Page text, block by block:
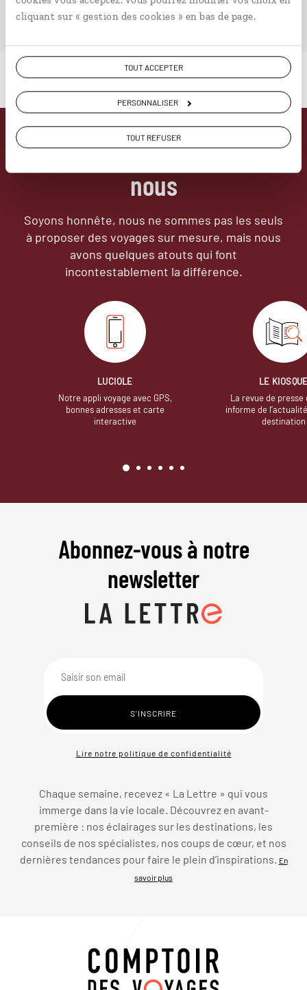
cliquant sur « gestion des cookies » en bas de page.
TOUT ACCEPTER
PERSONNALISER
TOUT REFUSER
PLONGER DANS NOTRE MAGAZINE
Pourquoi voyager avec
nous
Soyons honnête, nous ne sommes pas les seuls
à proposer des voyages sur mesure, mais nous
avons quelques atouts qui font
incontestablement la différence.
LUCIOLE
Notre appli voyage avec GPS,
bonnes adresses et carte
interactive
LE
La revue de presse
informe de
destination
Abonnez-vous à notre
newsletter
Lire notre politique de confidentialité
Chaque semaine, recevez « La Lettre » qui vous
immerge dans la vie locale. Découvrez en avant-
première : nos éclairages sur les destinations, les
conseils de nos spécialistes, nos coups de cœur, et nos
dernières tendances pour faire le plein d’inspirations. En
savoir plus